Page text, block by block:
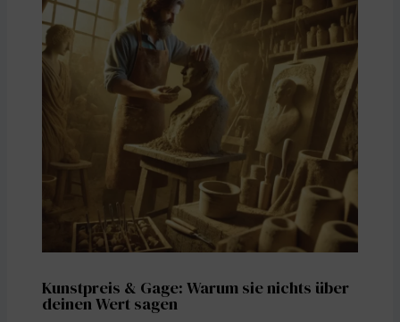
Kunstpreis & Gage: Warum sie nichts über
deinen Wert sagen